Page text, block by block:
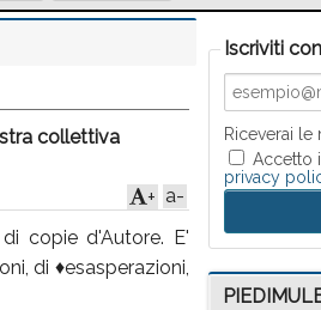
collettiva
a-
+
copie d'Autore. E'
di ♦esasperazioni,
Iscriviti
Riceverai
Accetto
privacy